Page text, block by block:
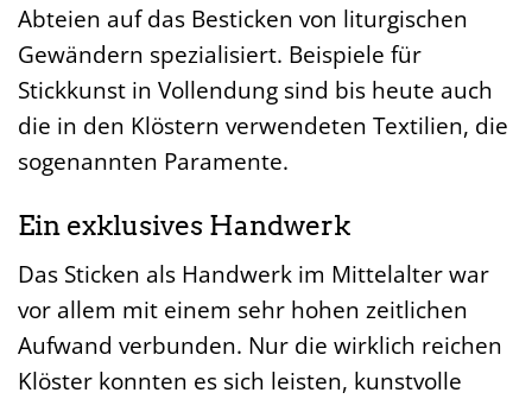
Abteien auf das Besticken von liturgischen
Gewändern spezialisiert. Beispiele für
Stickkunst in Vollendung sind bis heute auch
die in den Klöstern verwendeten Textilien, die
sogenannten Paramente.
Ein exklusives Handwerk
Das Sticken als Handwerk im Mittelalter war
vor allem mit einem sehr hohen zeitlichen
Aufwand verbunden. Nur die wirklich reichen
Klöster konnten es sich leisten, kunstvolle